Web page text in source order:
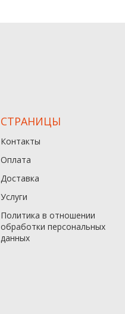
СТРАНИЦЫ
Контакты
Оплата
Доставка
Услуги
Политика в отношении
обработки персональных
данныx